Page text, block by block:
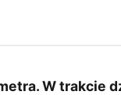
W trakcie